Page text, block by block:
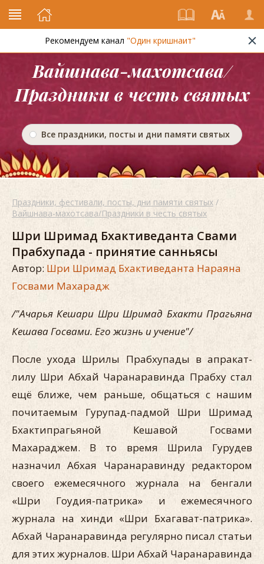
Рекомендуем канал "Один кришнаит"
Вайшнава-махотсава/
Праздники в честь святых
Все праздники, посты и дни памяти святых
Праздники, фестивали, посты, дни памяти святых /
Вайшнава-махотсава/Праздники в честь святых
Шри Шримад Бхактиведанта Свами
Прабхупада - принятие санньясы
Автор: Шри Шримад Бхактиведанта Нараяна
Госвами Махарадж
/"Ачарья Кешари Шри Шримад Бхакти Прагьяна
Кешава Госвами. Его жизнь и учение"/
После ухода Шрилы Прабхупады в апракат-
лилу Шри Абхай Чаранаравинда Прабху стал
ещё ближе, чем раньше, общаться с нашим
почитаемым Гурупад-падмой Шри Шримад
Бхактипрагьяной Кешавой Госвами
Махараджем. В то время Шрила Гурудев
назначил Абхая Чаранаравинду редактором
своего ежемесячного журнала на бенгали
«Шри Гоудия-патрика» и ежемесячного
журнала на хинди «Шри Бхагават-патрика».
Абхай Чаранаравинда регулярно писал статьи
для этих журналов. Шри Абхай Чаранаравинда